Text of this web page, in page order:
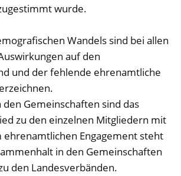
wurde.
Wandels sind bei allen
auf den
und der fehlende ehrenamtliche
den Gemeinschaften sind das
zu den einzelnen Mitgliedern mit
ehrenamtlichen Engagement steht
in den Gemeinschaften
den Landesverbänden.